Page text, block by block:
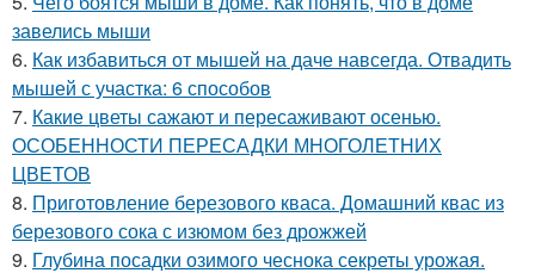
завелись мыши
6. Как избавиться от мышей на даче навсегда. Отвадить
мышей с участка: 6 способов
7. Какие цветы сажают и пересаживают осенью.
ОСОБЕННОСТИ ПЕРЕСАДКИ МНОГОЛЕТНИХ
ЦВЕТОВ
8. Приготовление березового кваса. Домашний квас из
березового сока с изюмом без дрожжей
9. Глубина посадки озимого чеснока секреты урожая.